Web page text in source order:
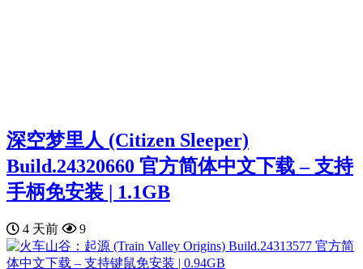
深空梦里人 (Citizen Sleeper)
Build.24320660 官方简体中文下载 – 支持
手柄免安装 | 1.1GB
4 天前 9